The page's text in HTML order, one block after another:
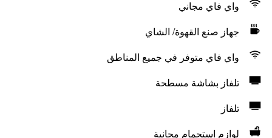
واي فاي مجاني
جهاز صنع القهوة/ الشاي
واي فاي متوفر في جميع المناطق
تلفاز بشاشة مسطحة
تلفاز
لوازم استحمام مجانية